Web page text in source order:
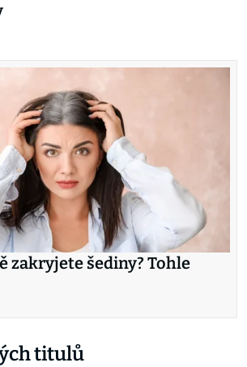
zakryjete šediny? Tohle
titulů